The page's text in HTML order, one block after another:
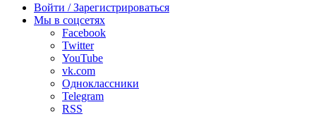
радио
Войти / Зарегистрироваться
Мы в соцсетях
Facebook
Twitter
YouTube
vk.com
Одноклассники
Telegram
RSS